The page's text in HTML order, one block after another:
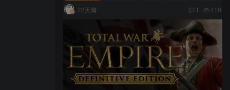
22天前 1 410